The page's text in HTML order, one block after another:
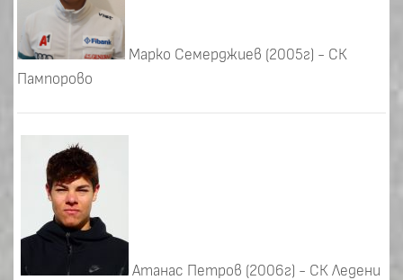
Марко Семерджиев (2005г) - СК
Пампорово
Атанас Петров (2006г) - СК Ледени